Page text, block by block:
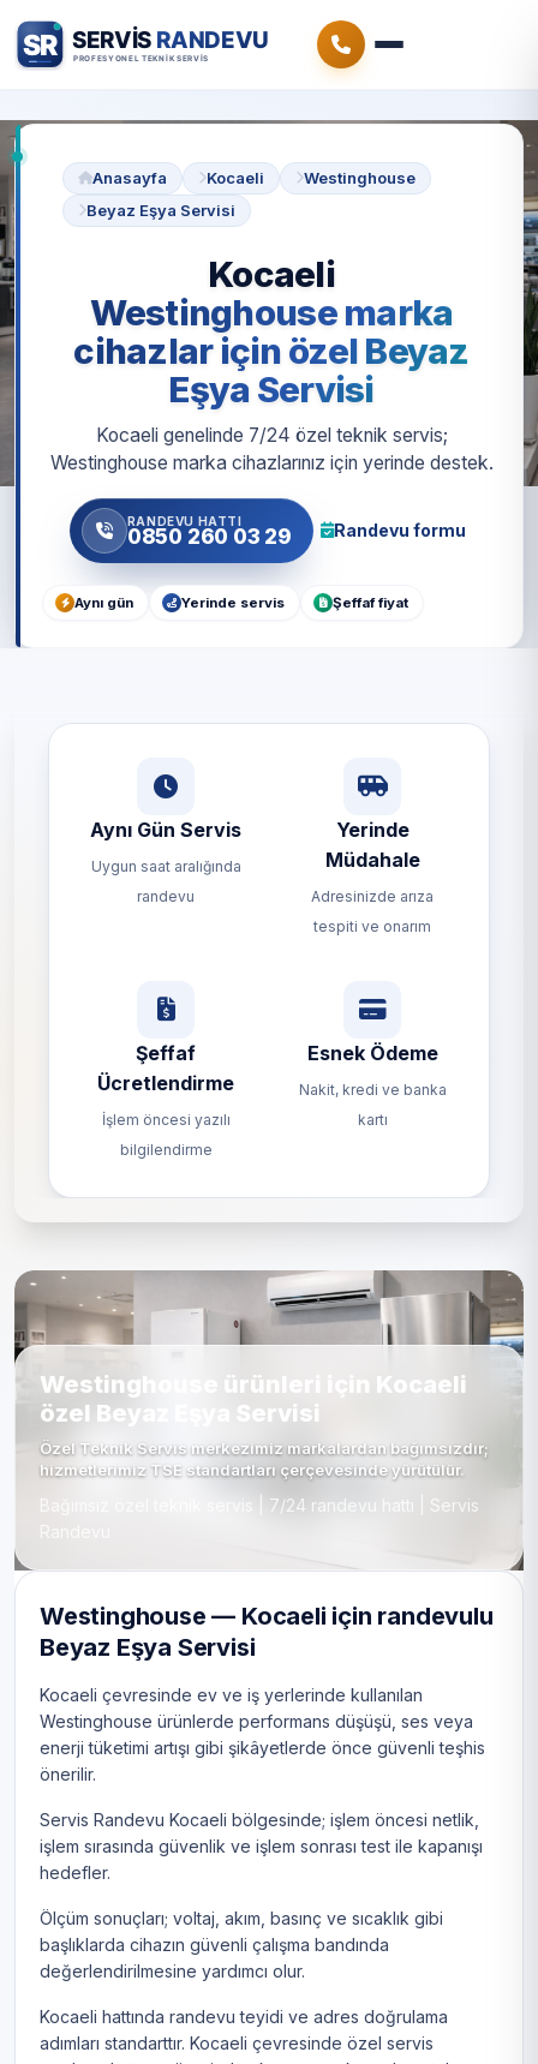
Anasayfa Kocaeli
Westinghouse
Beyaz Eşya Servisi
Kocaeli
Westinghouse marka
cihazlar için özel Beyaz
Eşya Servisi
Kocaeli genelinde 7/24 özel teknik servis;
Westinghouse marka cihazlarınız için yerinde destek.
RANDEVU HATTI
0850 260 03 29 Randevu formu
Aynı gün Yerinde servis Şeffaf fiyat
Aynı Gün Servis
Uygun saat aralığında
randevu
Yerinde
Müdahale
Adresinizde arıza
tespiti ve onarım
Şeffaf
Ücretlendirme
İşlem öncesi yazılı
bilgilendirme
Esnek Ödeme
Nakit, kredi ve banka
kartı
Westinghouse ürünleri için Kocaeli
özel Beyaz Eşya Servisi
Özel Teknik Servis merkezimiz markalardan bağımsızdır;
hizmetlerimiz TSE standartları çerçevesinde yürütülür.
Bağımsız özel teknik servis | 7/24 randevu hattı | Servis
Westinghouse — Kocaeli için randevulu
Beyaz Eşya Servisi
Kocaeli çevresinde ev ve iş yerlerinde kullanılan
Westinghouse ürünlerde performans düşüşü, ses veya
enerji tüketimi artışı gibi şikâyetlerde önce güvenli teşhis
önerilir.
Servis Randevu Kocaeli bölgesinde; işlem öncesi netlik,
işlem sırasında güvenlik ve işlem sonrası test ile kapanışı
hedefler.
Ölçüm sonuçları; voltaj, akım, basınç ve sıcaklık gibi
başlıklarda cihazın güvenli çalışma bandında
değerlendirilmesine yardımcı olur.
Kocaeli hattında randevu teyidi ve adres doğrulama
adımları standarttır. Kocaeli çevresinde özel servis